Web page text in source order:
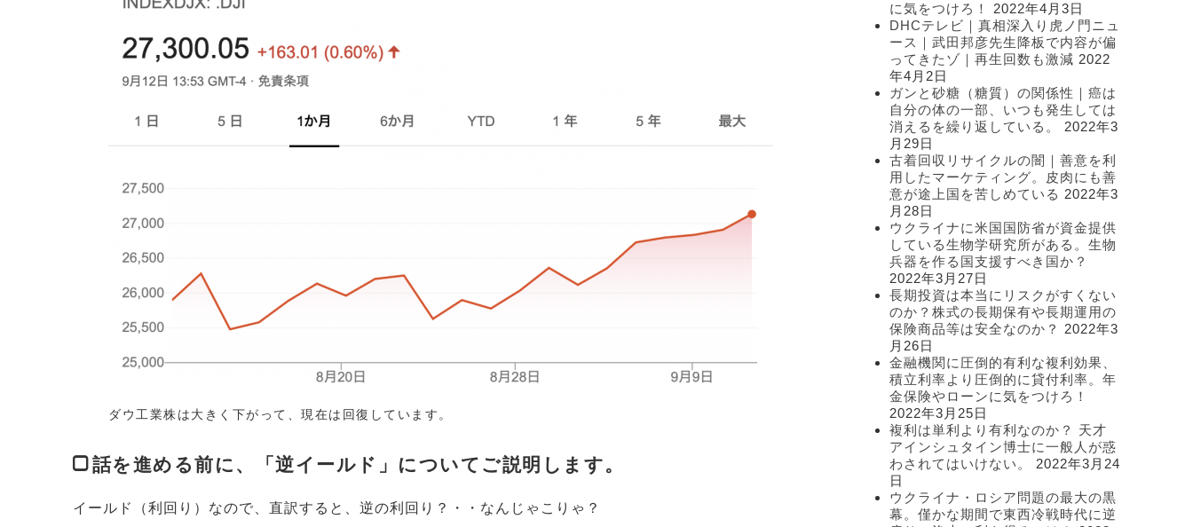
ダウ工業株は大きく下がって、現在は回復しています。
話を進める前に、「逆イールド」についてご説明します。
イールド（利回り）なので、直訳すると、逆の利回り？・・なんじゃこりゃ？
に気をつけろ！
2022年4月3日
DHCテレビ｜真相深入り虎ノ門ニュ
ース｜武田邦彦先生降板で内容が偏
ってきたゾ｜再生回数も激減 2022
年4月2日
ガンと砂糖（糖質）の関係性｜癌は
自分の体の一部、いつも発生しては
消えるを繰り返している。
2022年3
月29日
古着回収リサイクルの闇｜善意を利
用したマーケティング。皮肉にも善
意が途上国を苦しめている 2022年3
月28日
ウクライナに米国国防省が資金提供
している生物学研究所がある。生物
兵器を作る国支援すべき国か？
2022年3月27日
長期投資は本当にリスクがすくない
のか？株式の長期保有や長期運用の
保険商品等は安全なのか？
2022年3
月26日
金融機関に圧倒的有利な複利効果、
積立利率より圧倒的に貸付利率。年
金保険やローンに気をつけろ！
2022年3月25日
複利は単利より有利なのか？ 天才
アインシュタイン博士に一般人が惑
わされてはいけない。
2022年3月24
日
ウクライナ・ロシア問題の最大の黒
幕。僅かな期間で東西冷戦時代に逆